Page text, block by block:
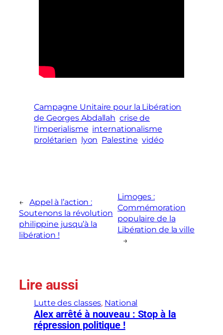
Campagne Unitaire pour la Libération
de Georges Abdallah crise de
l'imperialisme internationalisme
prolétarien lyon Palestine vidéo
←
Appel à l’action :
Soutenons la révolution
philippine jusqu’à la
libération !
Limoges :
Commémoration
populaire de la
Libération de la ville
→
Lire aussi
Lutte des classes, National
Alex arrêté à nouveau : Stop à la
répression politique !